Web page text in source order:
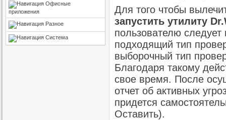
Офисные
приложения
Разное
Система
Для того чтобы
запустить утилиту
пользователю следует
подходящий тип
выборочный тип
Благодаря такому
свое время. После
отчет об активных
придется
Оставить).